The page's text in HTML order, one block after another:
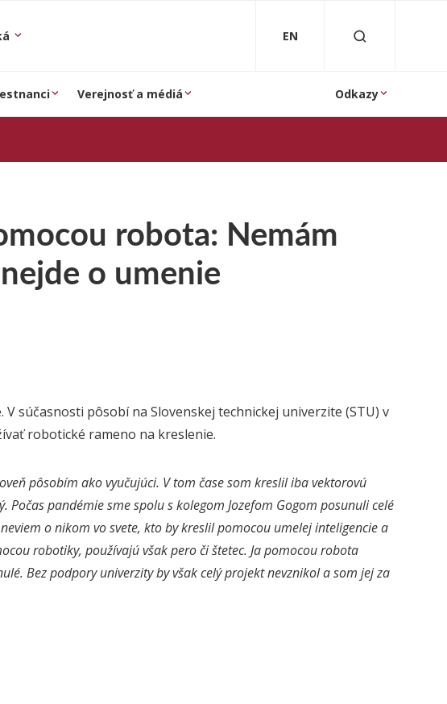
EN
Verejnosť a médiá Odkazy
robota: Nemám
o umenie
súčasnosti pôsobí na Slovenskej technickej univerzite (STU) v
robotické rameno na kreslenie.
pôsobím ako vyučujúci. V tom čase som kreslil iba vektorovú
pandémie sme spolu s kolegom Jozefom Gogom posunuli celé
o nikom vo svete, kto by kreslil pomocou umelej inteligencie a
robotiky, používajú však pero či štetec. Ja pomocou robota
Bez podpory univerzity by však celý projekt nevznikol a som jej za